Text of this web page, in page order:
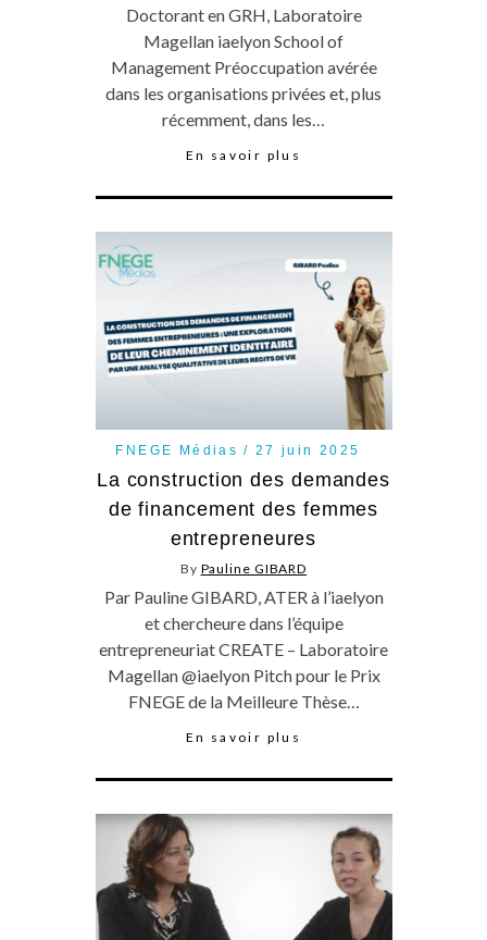
Doctorant en GRH, Laboratoire
Magellan iaelyon School of
Management Préoccupation avérée
dans les organisations privées et, plus
récemment, dans les…
En savoir plus
FNEGE Médias 27 juin 2025
La construction des demandes
de financement des femmes
entrepreneures
By Pauline GIBARD
Par Pauline GIBARD, ATER à l’iaelyon
et chercheure dans l’équipe
entrepreneuriat CREATE – Laboratoire
Magellan @iaelyon Pitch pour le Prix
FNEGE de la Meilleure Thèse…
En savoir plus